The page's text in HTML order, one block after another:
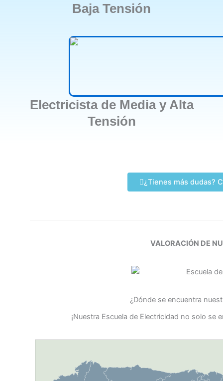
Baja Tensión
Electricista de Media y Alta
Tensión
¿Tienes más dudas?
VALORACIÓN DE
¿Dónde se encuentra
¡Nuestra Escuela de Electricidad no solo se